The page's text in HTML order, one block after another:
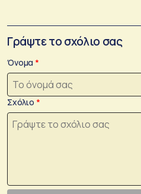
Γράψτε το σχόλιο σας
Όνομα
Σχόλιο